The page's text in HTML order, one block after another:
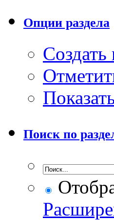
Опции раздела
Поиск по